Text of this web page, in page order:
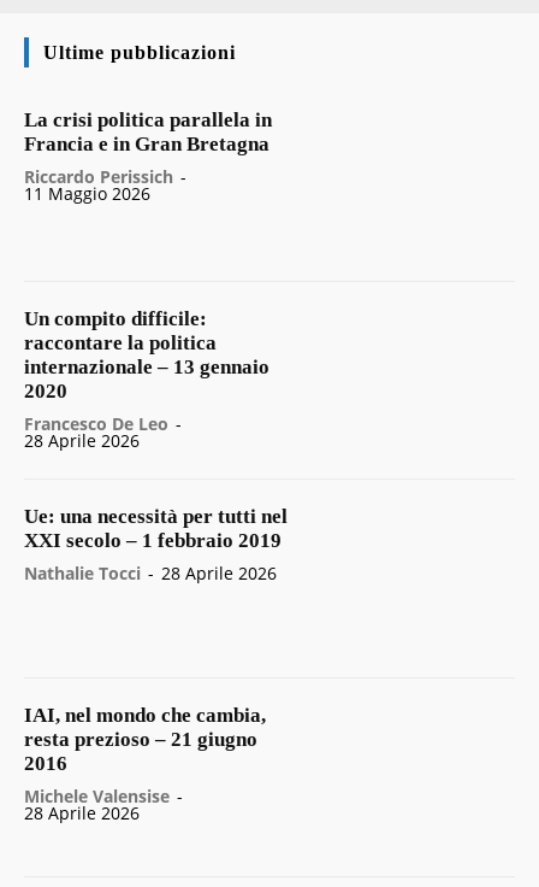
Ultime pubblicazioni
La crisi politica parallela in
Francia e in Gran Bretagna
Riccardo Perissich -
11 Maggio 2026
Un compito difficile:
raccontare la politica
internazionale – 13 gennaio
2020
Francesco De Leo -
28 Aprile 2026
Ue: una necessità per tutti nel
XXI secolo – 1 febbraio 2019
Nathalie Tocci - 28 Aprile 2026
IAI, nel mondo che cambia,
resta prezioso – 21 giugno
2016
Michele Valensise -
28 Aprile 2026